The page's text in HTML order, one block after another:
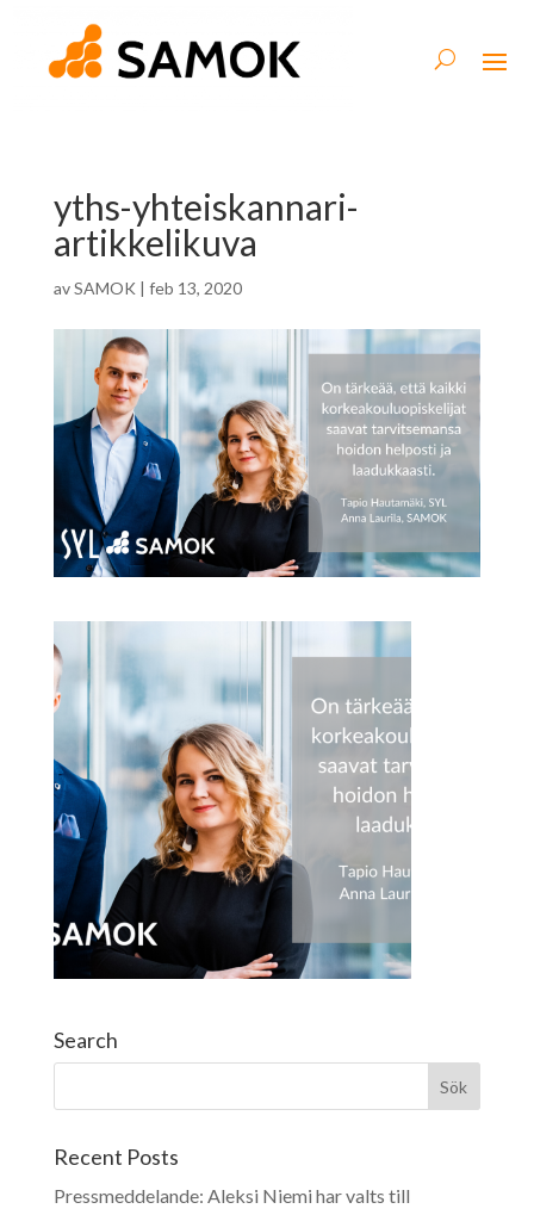
yths-yhteiskannari-
artikkelikuva
avSAMOK | feb 13, 2020
Search
Recent Posts
Pressmeddelande: Aleksi Niemi har valts till